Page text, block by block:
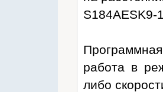
S184AESK9-
работа в
либо